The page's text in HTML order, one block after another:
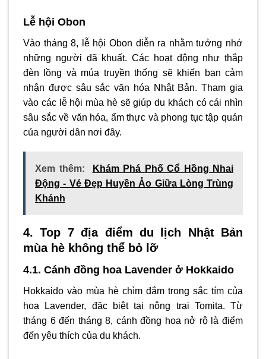
Lễ hội Obon
Vào tháng 8, lễ hội Obon diễn ra nhằm tưởng nhớ
những người đã khuất. Các hoạt động như thắp
đèn lồng và múa truyền thống sẽ khiến bạn cảm
nhận được sâu sắc văn hóa Nhật Bản. Tham gia
vào các lễ hội mùa hè sẽ giúp du khách có cái nhìn
sâu sắc về văn hóa, ẩm thực và phong tục tập quán
của người dân nơi đây.
Xem thêm:
Khám Phá Phố Cổ Hồng Nhai
Động - Vẻ Đẹp Huyền Ảo Giữa Lòng Trùng
Khánh
4. Top 7 địa điểm du lịch Nhật Bản
mùa hè không thể bỏ lỡ
4.1. Cánh đồng hoa Lavender ở Hokkaido
Hokkaido vào mùa hè chìm đắm trong sắc tím của
hoa Lavender, đặc biệt tại nông trại Tomita. Từ
tháng 6 đến tháng 8, cánh đồng hoa nở rộ là điểm
đến yêu thích của du khách.